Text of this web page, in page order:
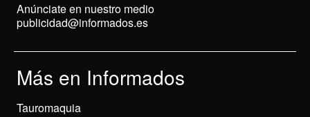
Anúnciate en nuestro medio
publicidad@informados.es
Más en Informados
Tauromaquia